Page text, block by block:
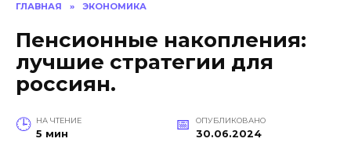
ГЛАВНАЯ » ЭКОНОМИКА
Пенсионные накопления:
лучшие стратегии для
россиян.
НА ЧТЕНИЕ
5 мин
ОПУБЛИКОВАНО
30.06.2024